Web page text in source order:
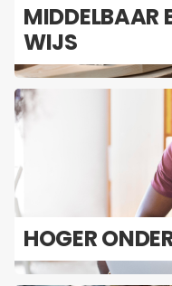
MID­DEL­BAAR
WIJS
HOGER